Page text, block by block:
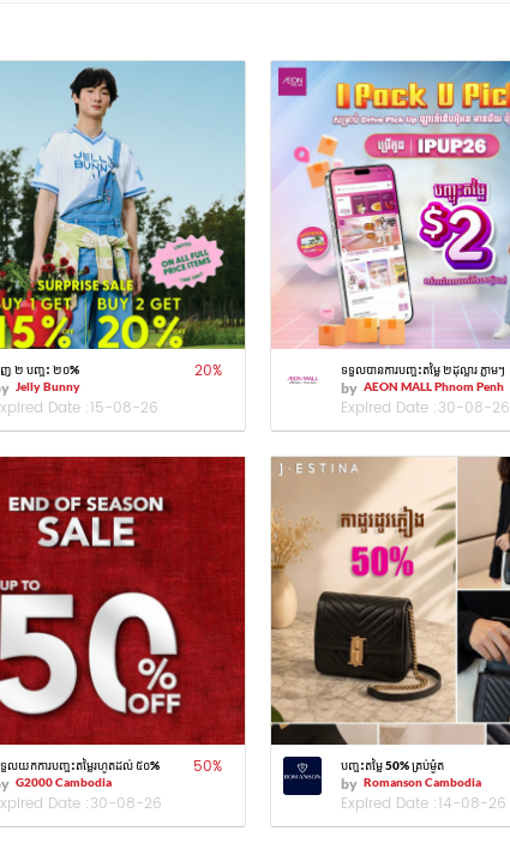
២ បញ្ចុះ ២០%
Jelly Bunny
Date :15-08-26
20% ទទួលបានការបញ្ចុះតម្លៃ ២ដុល្លារ ភ្លាមៗ
by AEON MALL Phnom Penh
Expired Date :30-08-26
លយកការបញ្ចុះតម្លៃរហូតដល់ ៥០%
G2000 Cambodia
Date :30-08-26
50% បញ្ចុះតម្លៃ 50% គ្រប់ម៉ូត
by Romanson Cambodia
Expired Date :14-08-26